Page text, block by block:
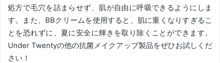
処方で毛穴を詰まらせず、肌が自由に呼吸できるようにしま
す。
また、BBクリームを使用すると、肌に重くなりすぎるこ
とを恐れずに、夏に安全に輝きを取り除くことができます。
Under Twentyの他の抗菌メイクアップ製品をぜひお試しくだ
さい！